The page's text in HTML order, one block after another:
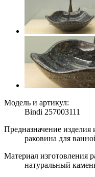
Модель и артикул:
Bindi 257003111
Предназначение изделия
раковина для
Материал изготовления
натуральный